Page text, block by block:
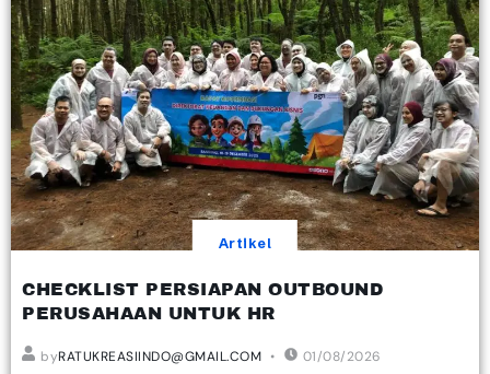
Artikel
CHECKLIST PERSIAPAN OUTBOUND
PERUSAHAAN UNTUK HR
byRATUKREASIINDO@GMAIL.COM 01/08/2026